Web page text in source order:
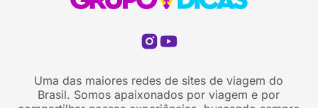
Uma das maiores redes de sites de viagem do
Brasil. Somos apaixonados por viagem e por